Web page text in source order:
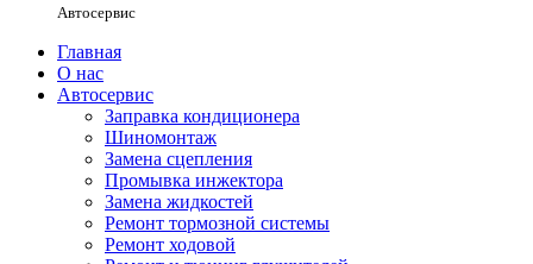
Автосервис
Главная
О нас
Автосервис
Заправка кондиционера
Шиномонтаж
Замена сцепления
Промывка инжектора
Замена жидкостей
Ремонт тормозной системы
Ремонт ходовой